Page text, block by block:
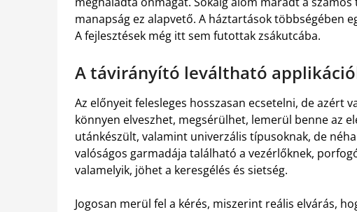
manapság ez alapvető. A háztartások többségében
A fejlesztések még itt sem futottak zsákutcába.
A távirányító leváltható
Az előnyeit felesleges hosszasan ecsetelni, de azért
könnyen elveszhet, megsérülhet, lemerül benne az
utánkészült, valamint univerzális típusoknak, de
valóságos garmadája található a vezérlőknek,
valamelyik, jöhet a keresgélés és sietség.
Jogosan merül fel a kérés, miszerint reális elvárás,